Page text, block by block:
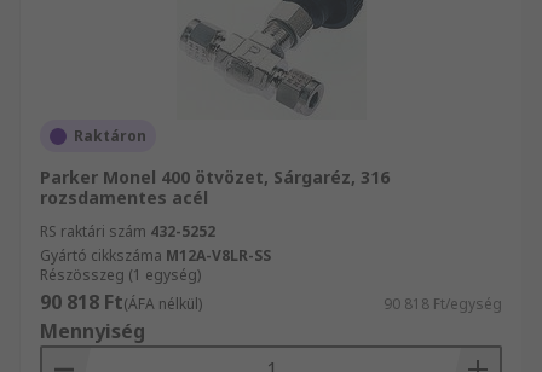
Raktáron
Parker Monel 400 ötvözet, Sárgaréz, 316
rozsdamentes acél
RS raktári szám 432-5252
Gyártó cikkszáma M12A-V8LR-SS
Részösszeg (1 egység)
90 818 Ft(ÁFA nélkül) 90 818 Ft/egység
Mennyiség